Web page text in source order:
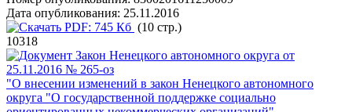
Дата опубликования: 25.11.2016
PDF: 745 Кб (10 стр.)
10318
Закон Ненецкого автономного округа от
25.11.2016 № 265-оз
"О внесении изменений в закон Ненецкого автономного
округа "О государственной поддержке социально